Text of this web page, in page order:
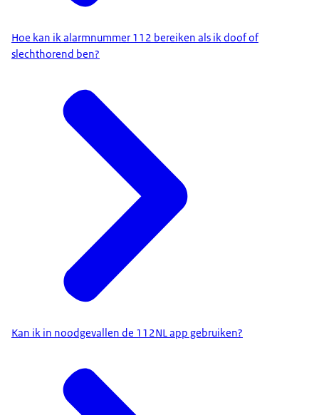
Hoe kan ik alarmnummer 112 bereiken als ik doof of
slechthorend ben?
Kan ik in noodgevallen de 112NL app gebruiken?